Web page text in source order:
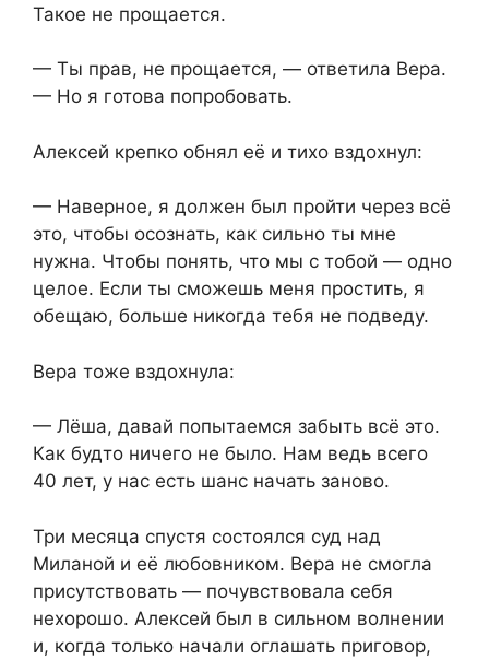
Такое не прощается.
— Ты прав, не прощается, — ответила Вера.
— Но я готова попробовать.
Алексей крепко обнял её и тихо вздохнул:
— Наверное, я должен был пройти через всё
это, чтобы осознать, как сильно ты мне
нужна. Чтобы понять, что мы с тобой — одно
целое. Если ты сможешь меня простить, я
обещаю, больше никогда тебя не подведу.
Вера тоже вздохнула:
— Лёша, давай попытаемся забыть всё это.
Как будто ничего не было. Нам ведь всего
40 лет, у нас есть шанс начать заново.
Три месяца спустя состоялся суд над
Миланой и её любовником. Вера не смогла
присутствовать — почувствовала себя
нехорошо. Алексей был в сильном волнении
и, когда только начали оглашать приговор,